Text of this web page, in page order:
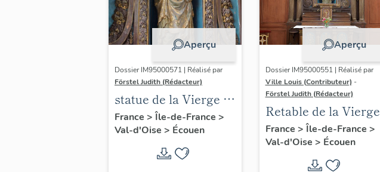
Aperçu
Dossier IM95000571 | Réalisé par
Förstel Judith (Rédacteur)
statue de la Vierge à
l'Enfant, XIVe siècle
France > Île-de-France >
Val-d'Oise > Écouen
Aperçu
Dossier IM95000551 | Réalisé par
Ville Louis (Contributeur) -
Förstel Judith (Rédacteur)
Retable de la Vierge
France > Île-de-France >
Val-d'Oise > Écouen